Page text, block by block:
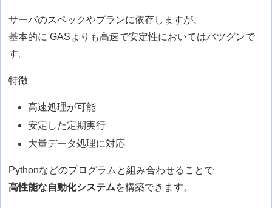
サーバのスペックやプランに依存しますが、
基本的に GASよりも高速で安定性においてはバツグンで
す。
特徴
高速処理が可能
安定した定期実行
大量データ処理に対応
Pythonなどのプログラムと組み合わせることで
高性能な自動化システムを構築できます。